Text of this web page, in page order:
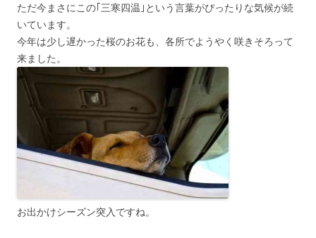
ただ今まさにこの｢三寒四温｣という言葉がぴったりな気候が続
いています。
今年は少し遅かった桜のお花も、各所でようやく咲きそろって
来ました。
お出かけシーズン突入ですね。